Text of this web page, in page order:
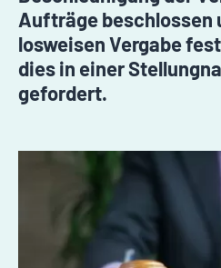
Aufträge beschlossen
losweisen Vergabe
dies in einer
gefordert.